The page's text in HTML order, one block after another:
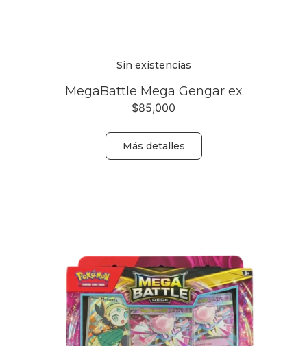
Sin existencias
MegaBattle Mega Gengar ex
$85,000
Más detalles